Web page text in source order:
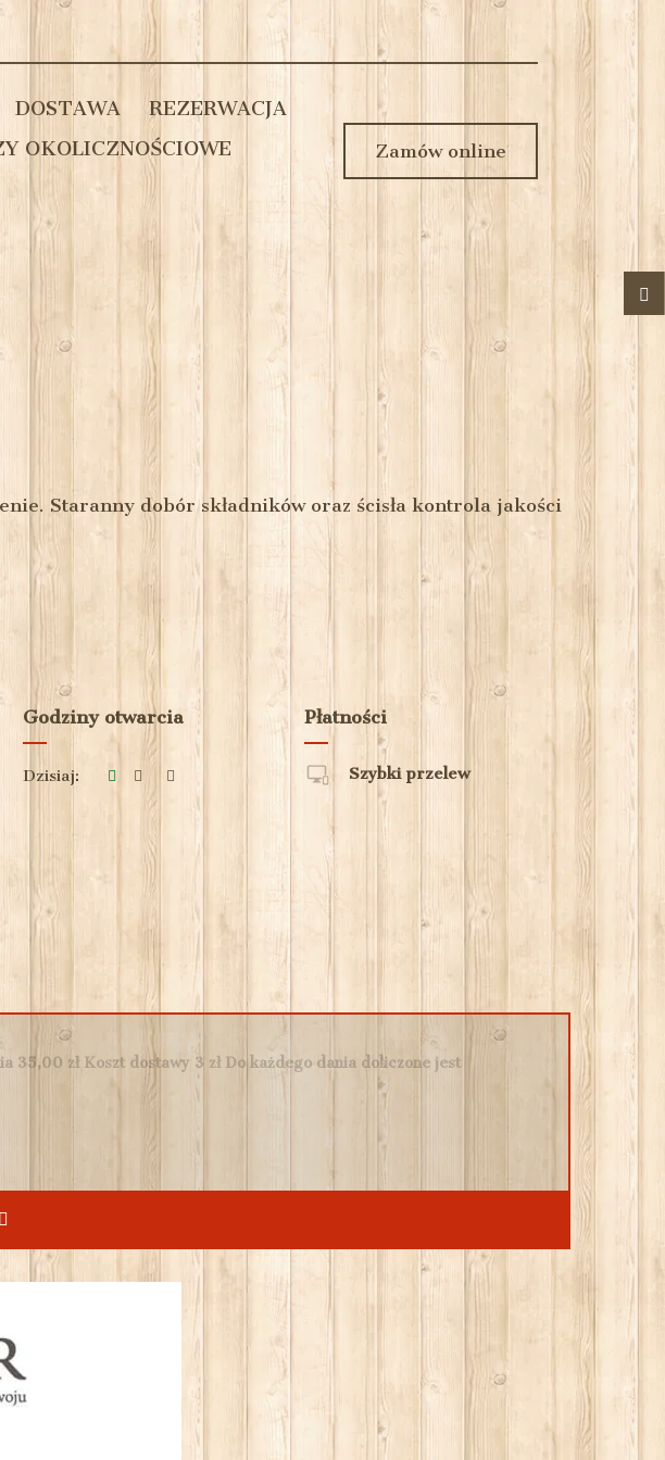
DOSTAWA
REZERWACJA
OKOLICZNOŚCIOWE
Zamów online
Staranny dobór składników oraz ścisła kontrola jakości
Godziny otwarcia
Dzisiaj:
Płatności
Szybki przelew
zł Koszt dostawy 3 zł Do każdego dania doliczone jest